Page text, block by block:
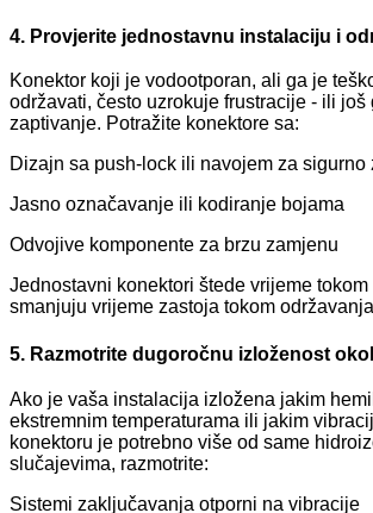
4. Provjerite jednostavnu instalaciju i
Konektor koji je vodootporan, ali ga je
održavati, često uzrokuje frustracije - ili još
zaptivanje. Potražite konektore sa:
Dizajn sa push-lock ili navojem za sigurno
Jasno označavanje ili kodiranje bojama
Odvojive komponente za brzu zamjenu
Jednostavni konektori štede vrijeme
smanjuju vrijeme zastoja tokom
5. Razmotrite dugoročnu izloženost
Ako je vaša instalacija izložena jakim
ekstremnim temperaturama ili jakim
konektoru je potrebno više od same
slučajevima, razmotrite:
Sistemi zaključavanja otporni na vibracije